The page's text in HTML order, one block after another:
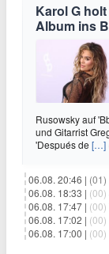
Karol G
Album ins
Rusowsky auf
und Gitarrist
'Después de […]
06.08. 20:46 | (01)
06.08. 18:33 | (00)
06.08. 17:47 | (00)
06.08. 17:02 | (00)
06.08. 17:00 | (00)